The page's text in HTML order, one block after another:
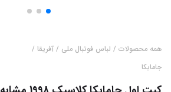
همه محصولات / لباس فوتبال ملی / آفریقا /
جامایکا